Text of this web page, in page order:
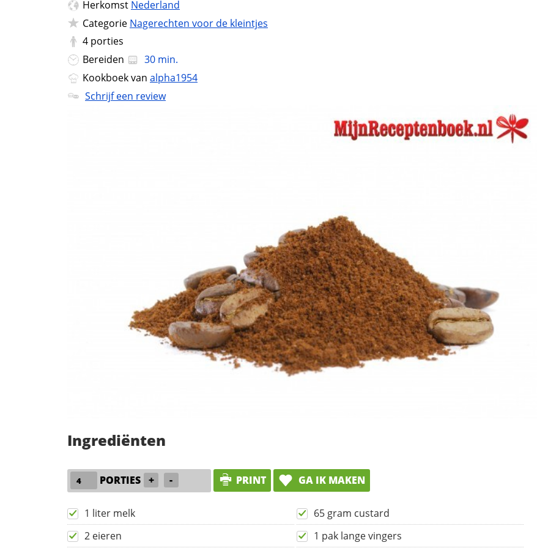
Herkomst Nederland
Categorie Nagerechten voor de kleintjes
4 porties
Bereiden
30 min.
Kookboek van alpha1954
Schrijf een review
Ingrediënten
PORTIES + - PRINT GA IK MAKEN
1 liter melk
65 gram custard
2 eieren
1 pak lange vingers